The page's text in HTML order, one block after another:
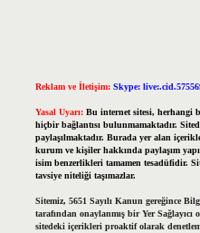
Reklam ve İletişim: Skype:
Yasal Uyarı: Bu internet sitesi, herhangi
hiçbir bağlantısı bulunmamaktadır.
paylaşılmaktadır. Burada yer alan
kurum ve kişiler hakkında paylaşım
isim benzerlikleri tamamen tesadüfidir.
tavsiye niteliği taşımazlar.
Sitemiz, 5651 Sayılı Kanun gereğince
tarafından onaylanmış bir Yer
sitedeki içerikleri proaktif olarak